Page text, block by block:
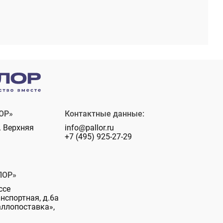
Верхняя
д.6а
Контактные данные:
info@pallor.ru
+7 (495) 925-27-29